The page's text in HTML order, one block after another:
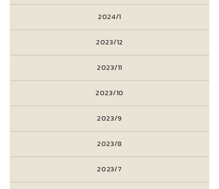
2024/1
2023/12
2023/11
2023/10
2023/9
2023/8
2023/7